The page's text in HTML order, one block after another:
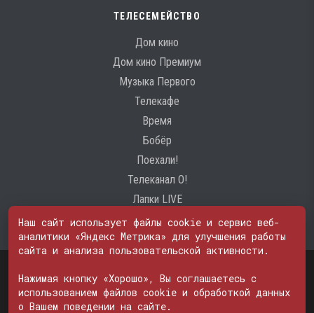
ТЕЛЕСЕМЕЙСТВО
Дом кино
Дом кино Премиум
Музыка Первого
Телекафе
Время
Бобёр
Поехали!
Телеканал О!
Лапки LIVE
№ ФС 77 - 74600
© 2000—2026. Редакция телеканала «ПОБЕДА». Все права на любые
материалы, опубликованные на сайте, защищены. Любое
Наш сайт использует файлы cookie и сервис веб-
аналитики «Яндекс Метрика» для улучшения работы
сайта и анализа пользовательской активности.
Нажимая кнопку «Хорошо», Вы соглашаетесь с
использованием файлов cookie и обработкой данных
о Вашем поведении на сайте.